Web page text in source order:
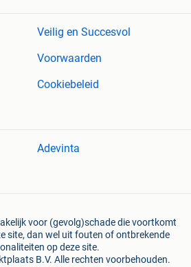
Veilig en Succesvol
Voorwaarden
Cookiebeleid
Adevinta
voor (gevolg)schade die voortkomt
site, dan wel uit fouten of ontbrekende
op deze site.
B.V. Alle rechten voorbehouden.